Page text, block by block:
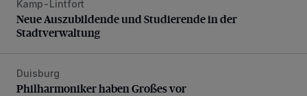
Neue Auszubildende und Studierende in der
Kamp-Lintfort
Neue Auszubildende und Studierende in der
Stadtverwaltung
Philharmoniker haben Großes vor
Duisburg
Philharmoniker haben Großes vor